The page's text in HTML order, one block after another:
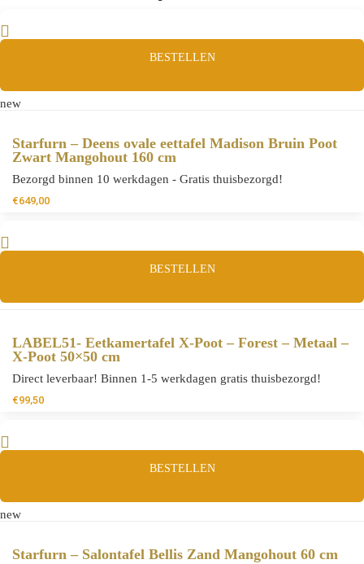
BESTELLEN
new
Starfurn – Deens ovale eettafel Madison Bruin Poot
Zwart Mangohout 160 cm
Bezorgd binnen 10 werkdagen - Gratis thuisbezorgd!
€649,00
BESTELLEN
LABEL51- Eetkamertafel X-Poot – Forest – Metaal –
X-Poot 50×50 cm
Direct leverbaar! Binnen 1-5 werkdagen gratis thuisbezorgd!
€99,50
BESTELLEN
new
Starfurn – Salontafel Bellis Zand Mangohout 60 cm